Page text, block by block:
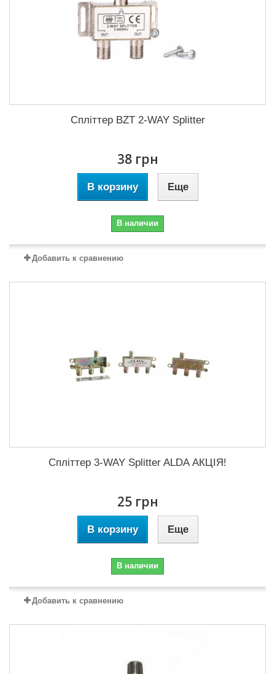
Спліттер BZT 2-WAY Splitter
38 грн
В корзину Еще
В наличии
Добавить к сравнению
Спліттер 3-WAY Splitter ALDA АКЦІЯ!
25 грн
В корзину Еще
В наличии
Добавить к сравнению